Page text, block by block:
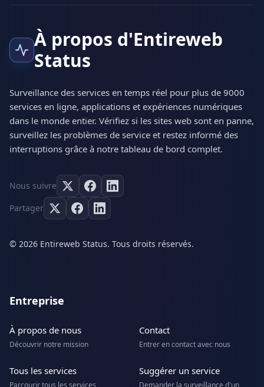
À propos d'Entireweb
Status
Surveillance des services en temps réel pour plus de 9000
services en ligne, applications et expériences numériques
dans le monde entier. Vérifiez si les sites web sont en panne,
surveillez les problèmes de service et restez informé des
interruptions grâce à notre tableau de bord complet.
Nous suivre
Partager
© 2026 Entireweb Status. Tous droits réservés.
Entreprise
À propos de nous
Découvrir notre mission
Contact
Entrer en contact avec nous
Tous les services Suggérer un service